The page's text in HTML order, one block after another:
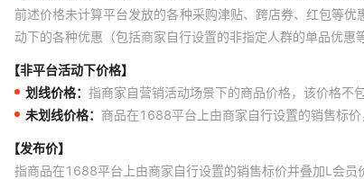
前述价格未计算平台发放的各种采购津贴、跨店券、红包等
动下的各种优惠（包括商家自行设置的非指定人群的单品优
【非平台活动下价格】
划线价格： 指商家自营销活动场景下的商品价格，该价格不
未划线价格： 商品在1688平台上由商家自行设置的销售标
【发布价】
指商品在1688平台上由商家自行设置的销售标价并叠加L会员